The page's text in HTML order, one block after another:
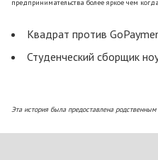
предпринимательства более яркое чем
Квадрат против
Студенческий сборщик
Эта история была предоставлена